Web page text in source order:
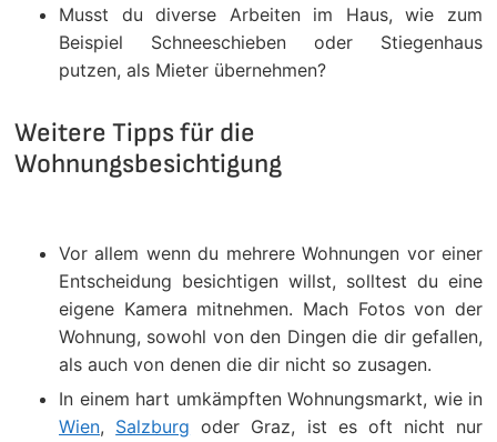
Musst du diverse Arbeiten im Haus, wie zum
Beispiel Schneeschieben oder Stiegenhaus
putzen, als Mieter übernehmen?
Weitere Tipps für die
Wohnungsbesichtigung
Vor allem wenn du mehrere Wohnungen vor einer
Entscheidung besichtigen willst, solltest du eine
eigene Kamera mitnehmen. Mach Fotos von der
Wohnung, sowohl von den Dingen die dir gefallen,
als auch von denen die dir nicht so zusagen.
In einem hart umkämpften Wohnungsmarkt, wie in
Wien, Salzburg oder Graz, ist es oft nicht nur